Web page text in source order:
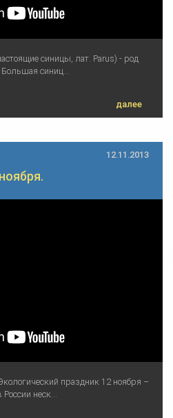
синицы, лат. Parus) - род
синиц...
далее
12.11.2013
праздник 12 ноября –
неск...